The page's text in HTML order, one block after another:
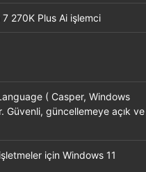
270K Plus Ai işlemci
( Casper, Windows
Güvenli, güncellemeye açık ve
için Windows 11